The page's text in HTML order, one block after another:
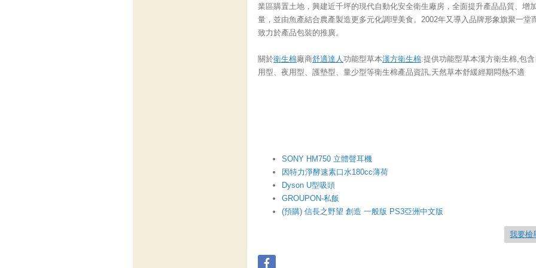
業區購置土地，興建近千坪的現代自動化安全衛生廠房，全面提升產品品質、增
量，並由魚產結合農產製造更多元化調理美食。2002年又導入品牌形象旗聚一堂
致力於產品包裝的推廣。
關於衛生棉廠商舒適達人功能型草本漢方衛生棉:提供功能型草本漢方衛生棉,包含
用型、夜用型、護墊型、量少型等衛生棉產品資訊,天然草本舒緩經期悶熱不適
SONY HM750 立體聲耳機
因特力淨酵速素口水180cc薄荷
Dyson U型吸頭
GROUPON-私飯
(預購) 信長之野望 創造 一般版 PS3亞洲中文版
我要檢